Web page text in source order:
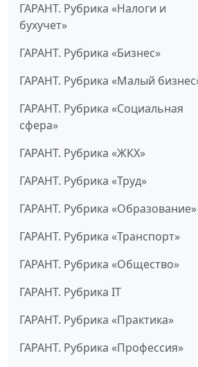
ГАРАНТ. Рубрика «Налоги и
бухучет»
ГАРАНТ. Рубрика «Бизнес»
ГАРАНТ. Рубрика «Малый
ГАРАНТ. Рубрика «Социальная
сфера»
ГАРАНТ. Рубрика «ЖКХ»
ГАРАНТ. Рубрика «Труд»
ГАРАНТ. Рубрика «Образование»
ГАРАНТ. Рубрика «Транспорт»
ГАРАНТ. Рубрика «Общество»
ГАРАНТ. Рубрика IT
ГАРАНТ. Рубрика «Практика»
ГАРАНТ. Рубрика «Профессия»